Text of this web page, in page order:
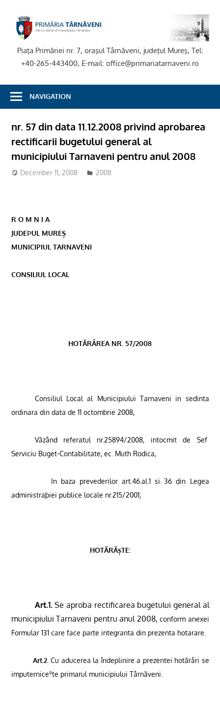
content
Piaţa Primăriei nr. 7, oraşul Târnăveni, judeţul Mureş, Tel:
+40-265-443400, E-mail: office@primariatarnaveni.ro
NAVIGATION
nr. 57 din data 11.12.2008 privind aprobarea
rectificarii bugetului general al
municipiului Tarnaveni pentru anul 2008
December 11, 2008 2008
R O M N I A
JUDEÞUL MUREȘ
MUNICIPIUL TARNAVENI
CONSILIUL LOCAL
HOTÃRÂREA NR. 57/2008
Consiliul Local al Municipiului Tarnaveni in sedinta
ordinara din data de 11 octombrie 2008,
Vãzând referatul nr.25894/2008, intocmit de Sef
Serviciu Buget-Contabilitate, ec. Muth Rodica,
In baza prevederilor art.46.al.1 si 36 din Legea
administraþiei publice locale nr.215/2001;
HOTÃRÃșTE:
Art.1. Se aproba rectificarea bugetului general al
municipiului Tarnaveni pentru anul 2008, conform anexei
Formular 131 care face parte integranta din prezenta hotarare
Art.2. Cu aducerea la îndeplinire a prezentei hotãrâri se
imputerniceºte primarul municipiului Târnãveni.